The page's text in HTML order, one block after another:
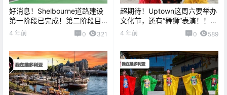
好消息！Shelbourne道路建设
第一阶段已完成！第二阶段目
标：维多利亚大学自行车道改
4 年前 0 321
超期待！Uptown这周六要举办
文化节，还有“舞狮”表演！！甜
蜜一夏~ Tim推出限量版梦幻甜
4 年前 0 589